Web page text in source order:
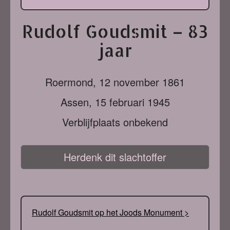
Rudolf Goudsmit – 83
jaar
Roermond, 12 november 1861
Assen, 15 februari 1945
Verblijfplaats onbekend
Herdenk dit slachtoffer
Rudolf Goudsmit op het Joods Monument >